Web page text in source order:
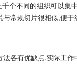
个不同的组织可以集
常规切片很相似,便于
各有优缺点,实际工作